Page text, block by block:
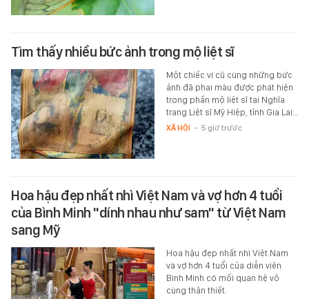
Tìm thấy nhiều bức ảnh trong mộ liệt sĩ
Một chiếc ví cũ cùng những bức
ảnh đã phai màu được phát hiện
trong phần mộ liệt sĩ tại Nghĩa
trang Liệt sĩ Mỹ Hiệp, tỉnh Gia Lai…
XÃ HỘI - 5 giờ trước
Hoa hậu đẹp nhất nhì Việt Nam và vợ hơn 4 tuổi
của Bình Minh "dính nhau như sam" từ Việt Nam
sang Mỹ
Hoa hậu đẹp nhất nhì Việt Nam
và vợ hơn 4 tuổi của diễn viên
Bình Minh có mối quan hệ vô
cùng thân thiết.